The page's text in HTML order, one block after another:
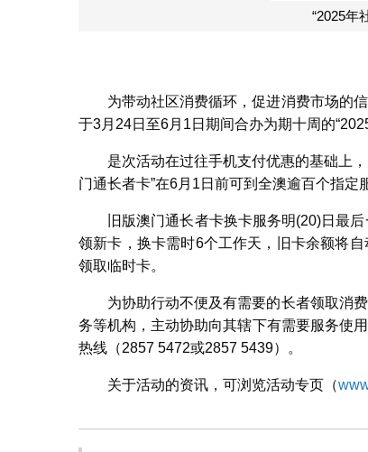
“2025年
为带动社区消费循环，促进消费市场的
于3月24日至6月1日期间合办为期十周的
是次活动在过往手机支付优惠的基础上
门通长者卡”在6月1日前可到全澳逾百个指定
旧版澳门通长者卡换卡服务明(20)日最
领新卡，换卡需时6个工作天，旧卡余额将
领取临时卡。
为协助行动不便及有需要的长者领取消
务等机构，主动协助向其辖下有需要服务使
热线（2857 5472或2857 5439）。
关于活动的资讯，可浏览活动专页（